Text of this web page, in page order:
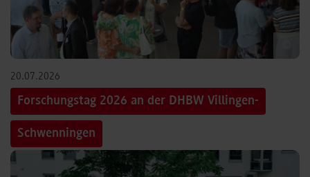
20.07.2026
Forschungstag 2026 an der DHBW Villingen-
Schwenningen